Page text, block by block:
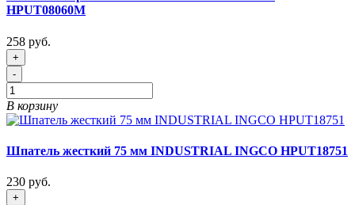
HPUT08060M
258 руб.
+
-
В корзину
Шпатель жесткий 75 мм INDUSTRIAL INGCO HPUT18751
230 руб.
+